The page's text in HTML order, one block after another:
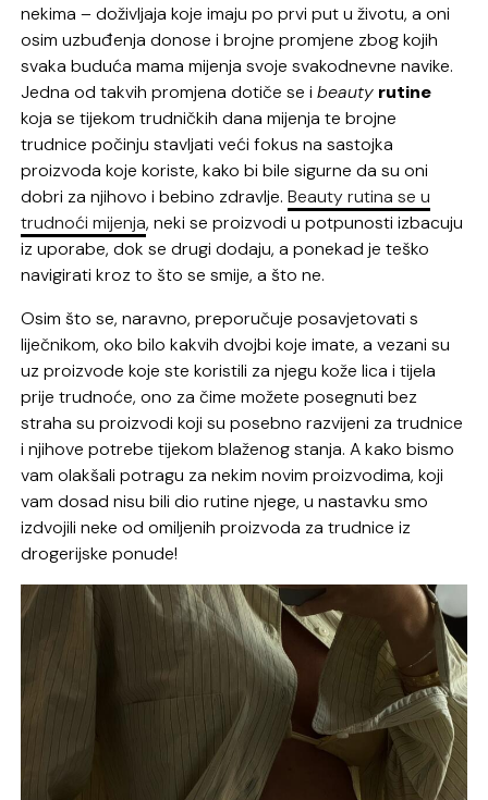
nekima – doživljaja koje imaju po prvi put u životu, a oni
osim uzbuđenja donose i brojne promjene zbog kojih
svaka buduća mama mijenja svoje svakodnevne navike.
Jedna od takvih promjena dotiče se ibeauty rutine
koja se tijekom trudničkih dana mijenja te brojne
trudnice počinju stavljati veći fokus na sastojka
proizvoda koje koriste, kako bi bile sigurne da su oni
dobri za njihovo i bebino zdravlje.Beauty rutina se u
trudnoći mijenja, neki se proizvodi u potpunosti izbacuju
iz uporabe, dok se drugi dodaju, a ponekad je teško
navigirati kroz to što se smije, a što ne.
Osim što se, naravno, preporučuje posavjetovati s
liječnikom, oko bilo kakvih dvojbi koje imate, a vezani su
uz proizvode koje ste koristili za njegu kože lica i tijela
prije trudnoće, ono za čime možete posegnuti bez
straha su proizvodi koji su posebno razvijeni za trudnice
i njihove potrebe tijekom blaženog stanja. A kako bismo
vam olakšali potragu za nekim novim proizvodima, koji
vam dosad nisu bili dio rutine njege, u nastavku smo
izdvojili neke od omiljenih proizvoda za trudnice iz
drogerijske ponude!